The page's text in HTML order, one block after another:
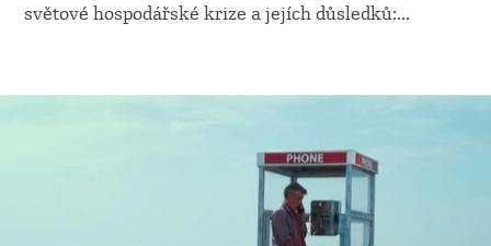
světové hospodářské krize a jejích důsledků:...